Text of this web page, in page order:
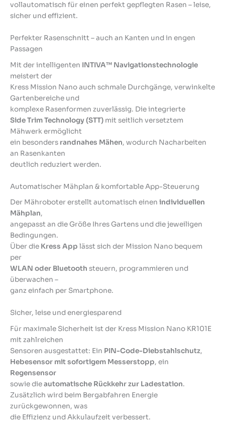
vollautomatisch für einen perfekt gepflegten Rasen – leise,
sicher und effizient.
Perfekter Rasenschnitt – auch an Kanten und in engen
Passagen
Mit der intelligenten INTIVA™ Navigationstechnologie
meistert der
Kress Mission Nano auch schmale Durchgänge, verwinkelte
Gartenbereiche und
komplexe Rasenformen zuverlässig. Die integrierte
Side Trim Technology (STT) mit seitlich versetztem
Mähwerk ermöglicht
ein besonders randnahes Mähen, wodurch Nacharbeiten
an Rasenkanten
deutlich reduziert werden.
Automatischer Mähplan & komfortable App-Steuerung
Der Mähroboter erstellt automatisch einen individuellen
Mähplan,
angepasst an die Größe Ihres Gartens und die jeweiligen
Bedingungen.
Über die Kress App lässt sich der Mission Nano bequem
per
WLAN oder Bluetooth steuern, programmieren und
überwachen –
ganz einfach per Smartphone.
Sicher, leise und energiesparend
Für maximale Sicherheit ist der Kress Mission Nano KR101E
mit zahlreichen
Sensoren ausgestattet: Ein PIN-Code-Diebstahlschutz,
Hebesensor mit sofortigem Messerstopp, ein
Regensensor
sowie dieautomatische Rückkehr zur Ladestation.
Zusätzlich wird beim Bergabfahren Energie
zurückgewonnen, was
die Effizienz und Akkulaufzeit verbessert.